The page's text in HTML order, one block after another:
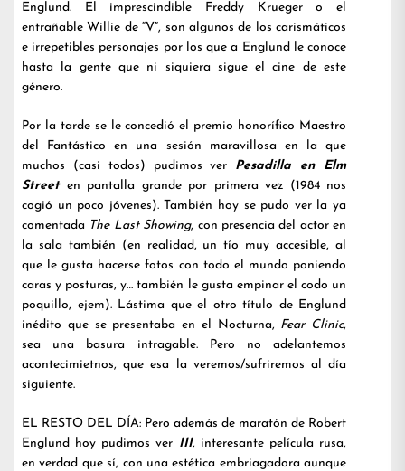
Englund. El imprescindible Freddy Krueger o el
entrañable Willie de “V”, son algunos de los carismáticos
e irrepetibles personajes por los que a Englund le conoce
hasta la gente que ni siquiera sigue el cine de este
género.
Por la tarde se le concedió el premio honorífico Maestro
del Fantástico en una sesión maravillosa en la que
muchos (casi todos) pudimos ver Pesadilla en Elm
Streeten pantalla grande por primera vez (1984 nos
cogió un poco jóvenes). También hoy se pudo ver la ya
comentada The Last Showing, con presencia del actor en
la sala también (en realidad, un tío muy accesible, al
que le gusta hacerse fotos con todo el mundo poniendo
caras y posturas, y… también le gusta empinar el codo un
poquillo, ejem). Lástima que el otro título de Englund
inédito que se presentaba en el Nocturna, Fear Clinic,
sea una basura intragable. Pero no adelantemos
acontecimietnos, que esa la veremos/sufriremos al día
siguiente.
EL RESTO DEL DÍA: Pero además de maratón de Robert
Englund hoy pudimos ver III, interesante película rusa,
en verdad que sí, con una estética embriagadora aunque